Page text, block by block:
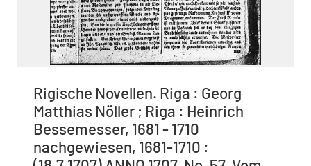
Rigische Novellen. Riga : Georg
Matthias Nöller ; Riga : Heinrich
Bessemesser, 1681 - 1710
nachgewiesen, 1681-1710 :